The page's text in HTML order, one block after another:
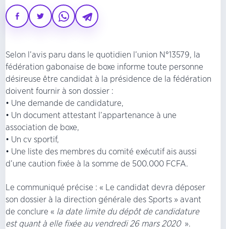
Selon l’avis paru dans le quotidien l’union N°13579, la
fédération gabonaise de boxe informe toute personne
désireuse être candidat à la présidence de la fédération
doivent fournir à son dossier :
• Une demande de candidature,
• Un document attestant l’appartenance à une
association de boxe,
• Un cv sportif,
• Une liste des membres du comité exécutif ais aussi
d’une caution fixée à la somme de 500.000 FCFA.
Le communiqué précise : « Le candidat devra déposer
son dossier à la direction générale des Sports » avant
de conclure « la date limite du dépôt de candidature
est quant à elle fixée au vendredi 26 mars 2020 ».